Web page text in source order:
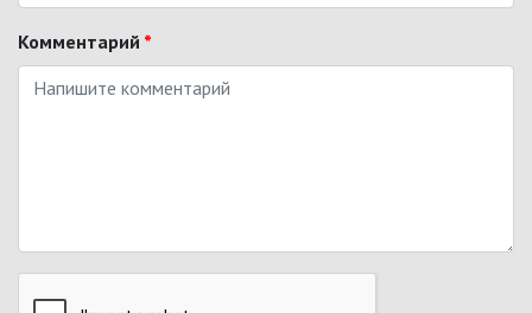
Комментарий *